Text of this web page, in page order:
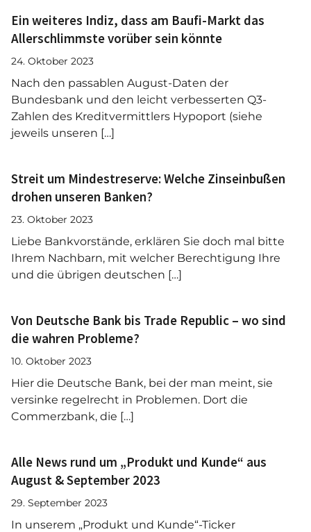
Ein weiteres Indiz, dass am Baufi-Markt das
Allerschlimmste vorüber sein könnte
24. Oktober 2023
Nach den passablen August-Daten der
Bundesbank und den leicht verbesserten Q3-
Zahlen des Kreditvermittlers Hypoport (siehe
jeweils unseren […]
Streit um Mindestreserve: Welche Zinseinbußen
drohen unseren Banken?
23. Oktober 2023
Liebe Bankvorstände, erklären Sie doch mal bitte
Ihrem Nachbarn, mit welcher Berechtigung Ihre
und die übrigen deutschen […]
Von Deutsche Bank bis Trade Republic – wo sind
die wahren Probleme?
10. Oktober 2023
Hier die Deutsche Bank, bei der man meint, sie
versinke regelrecht in Problemen. Dort die
Commerzbank, die […]
Alle News rund um „Produkt und Kunde“ aus
August & September 2023
29. September 2023
In unserem „Produkt und Kunde“-Ticker